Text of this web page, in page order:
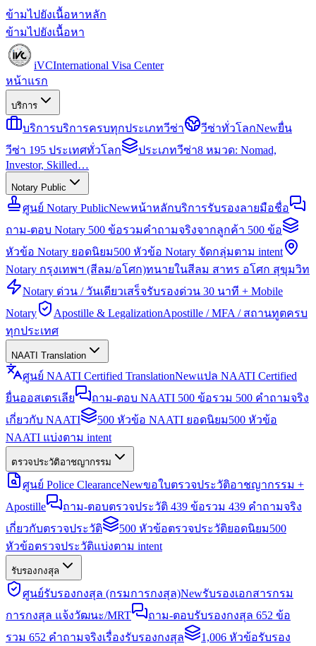
ข้ามไปยังเนื้อหาหลัก
ข้ามไปยังเนื้อหา
iVCInternational Visa Center
หน้าแรก
บริการ
บริการบริการครบทุกประเภทวีซ่า วีซ่าทั่วโลกNewยื่น
วีซ่า 195 ประเทศทั่วโลก
ประเภทวีซ่า8 หมวด: Nomad,
Investor, Skilled…
Notary Public
ศูนย์ Notary PublicNewหน้าหลักบริการรับรองลายมือชื่อ
ถาม-ตอบ Notary 500 ข้อรวมคำถามจริงจากลูกค้า 500 ข้อ
หัวข้อ Notary ยอดนิยม500 หัวข้อ Notary จัดกลุ่มตาม intent
Notary กรุงเทพฯ (สีลม/อโศก)ทนายในสีลม สาทร อโศก สุขุมวิท
Notary ด่วน / วันเดียวเสร็จรับรองด่วน 30 นาที + Mobile
Notary
Apostille & LegalizationApostille / MFA / สถานทูตครบ
ทุกประเทศ
NAATI Translation
ศูนย์ NAATI Certified TranslationNewแปล NAATI Certified
ยื่นออสเตรเลีย
ถาม-ตอบ NAATI 500 ข้อรวม 500 คำถามจริง
เกี่ยวกับ NAATI
500 หัวข้อ NAATI ยอดนิยม500 หัวข้อ
NAATI แบ่งตาม intent
ตรวจประวัติอาชญากรรม
ศูนย์ Police ClearanceNewขอใบตรวจประวัติอาชญากรรม +
Apostille
ถาม-ตอบตรวจประวัติ 439 ข้อรวม 439 คำถามจริง
เกี่ยวกับตรวจประวัติ
500 หัวข้อตรวจประวัติยอดนิยม500
หัวข้อตรวจประวัติแบ่งตาม intent
รับรองกงสุล
ศูนย์รับรองกงสุล (กรมการกงสุล)Newรับรองเอกสารกรม
การกงสุล แจ้งวัฒนะ/MRT
ถาม-ตอบรับรองกงสุล 652 ข้อ
รวม 652 คำถามจริงเรื่องรับรองกงสุล
1,006 หัวข้อรับรอง